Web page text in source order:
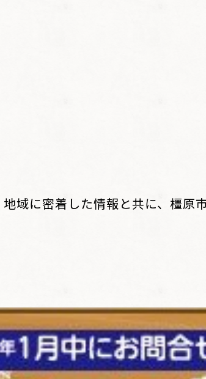
域に密着した情報と共に、橿原